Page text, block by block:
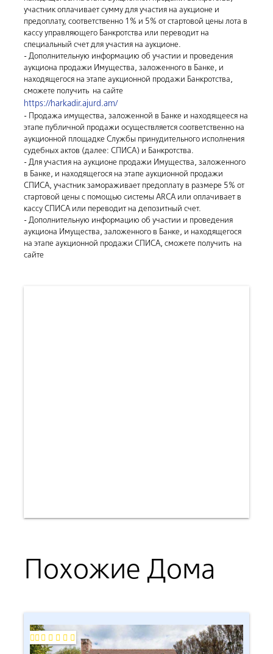
- Продажа имущества, заложенной в Банке и находящееся на
этапе публичной продажи осуществляется соответственно на
аукционной площадке Службы принудительного исполнения
судебных актов (далее: СПИСА) и Банкротства.
- Для участия на аукционе продажи Имущества, заложенного
в Банке, и находящегося на этапе аукционной продажи
СПИСА, участник замораживает предоплату в размере 5% от
стартовой цены с помощью системы ARCA или оплачивает в
кассу СПИСА или переводит на депозитный счет.
- Дополнительную информацию об участии и проведения
аукциона Имущества, заложенного в Банке, и находящегося
на этапе аукционной продажи СПИСА, сможете получить на
сайте
https://harkadir.ajurd.am/
участник оплачивает сумму для участия на аукционе и
предоплату, соответственно 1% и 5% от стартовой цены лота в
кассу управляющего Банкротства или переводит на
специальный счет для участия на аукционе.
- Дополнительную информацию об участии и проведения
аукциона продажи Имущества, заложенного в Банке, и
находящегося на этапе аукционной продажи Банкротства,
сможете получить на сайте
Похожие Дома